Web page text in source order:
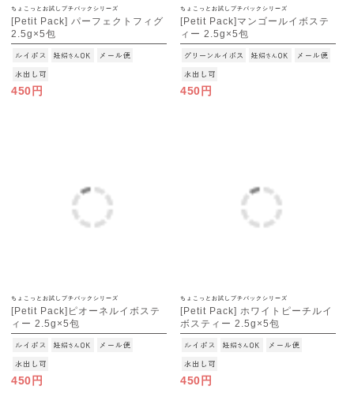
ちょこっとお試しプチパックシリーズ
[Petit Pack] パーフェクトフィグ
2.5g×5包
[M便 1/10]
450円
ちょこっとお試しプチパックシリーズ
[Petit Pack]マンゴールイボステ
ィー 2.5g×5包
[M便 1/10]
450円
ちょこっとお試しプチパックシリーズ
[Petit Pack]ピオーネルイボステ
ィー 2.5g×5包
[M便 1/10]
450円
ちょこっとお試しプチパックシリーズ
[Petit Pack] ホワイトピーチルイ
ボスティー 2.5g×5包
[M便 1/10]
450円